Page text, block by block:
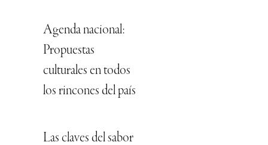
Agenda nacional:
Propuestas
culturales en todos
los rincones del país
Las claves del sabor